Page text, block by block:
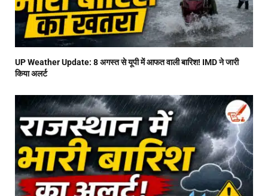
UP Weather Update: 8 अगस्त से यूपी में आफत वाली बारिश! IMD ने जारी
किया अलर्ट